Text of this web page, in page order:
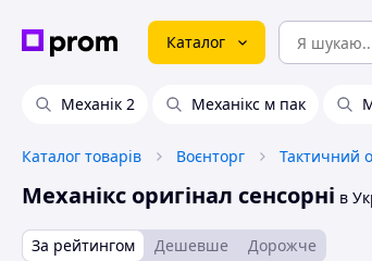
Каталог
Механік 2 Механікс м пак
Каталог товарів Воєнторг Тактичний
Механікс оригінал сенсорні в
За рейтингом Дешевше Дорожче